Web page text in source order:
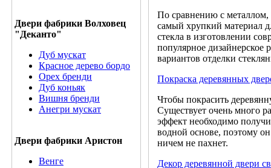
Двери фабрики Волховец
"Деканто"
Дуб мускат
Красное дерево бордо
Орех бренди
Дуб коньяк
Вишня бренди
Анегри мускат
Двери фабрики Аристон
Венге
По сравнению с металлом,
самый хрупкий материал
стекла в изготовлении
популярное дизайнерское
вариантов отделки
Покраска деревянных
Чтобы покрасить
Существует очень много
эффект необходимо
водной основе, поэтому
ничем не пахнет.
Декор деревянной двери